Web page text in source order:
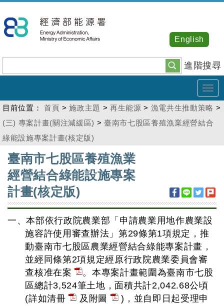
到
主
內
容
進階搜尋
English
目前位置： 首頁 >施政主題 >再生能源 > 漁電共生推動策略 >
(三) 專案計畫(關注減緩區) >臺南市七股區養殖漁業經營結合
綠能設施專案計畫(核定版)
:::
臺南市七股區養殖漁業
經營結合綠能設施專案
計畫(核定版)
一、本部依行政院農業部「申請農業用地作農業設
施容許使用審查辦法」第29條第1項規定，推
動臺南市七股區農業經營結合綠能專案計畫，
並經同條第2項規定經原行政院農業委員會審
查核准在案
。本專案計畫範圍為臺南市七股
區總計3,524筆土地，面積共計2,042.68公頃
(詳如清冊
及附圖
)，並自即日起受理申